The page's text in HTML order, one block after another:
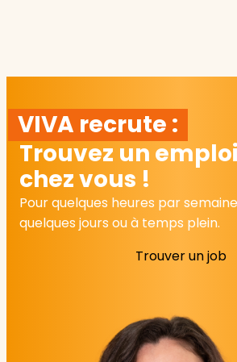
VIVA recrute :
Trouvez un
chez vous !
Pour quelques heures par
quelques jours ou à temps plein.
Trouver un job